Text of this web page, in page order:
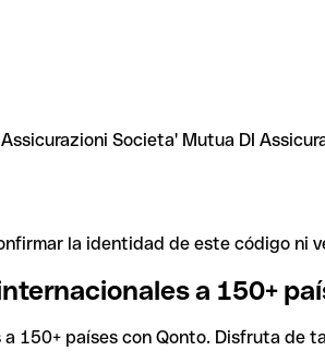
Societa' Mutua DI
la identidad de este código ni
a 150+
150+ países con Qonto. Disfruta